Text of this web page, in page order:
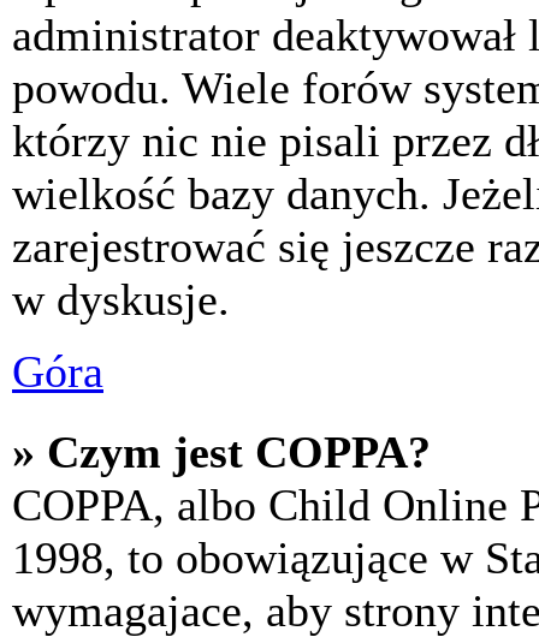
administrator deaktywował
powodu. Wiele forów
którzy nic nie pisali przez
wielkość bazy danych.
zarejestrować się jeszcze
w dyskusje.
Góra
» Czym jest COPPA?
COPPA, albo Child Online
1998, to obowiązujące w
wymagajace, aby strony